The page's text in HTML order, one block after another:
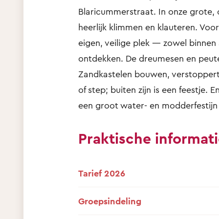
Blaricummerstraat. In onze grote,
heerlijk klimmen en klauteren.
eigen, veilige plek — zowel
ontdekken. De dreumesen en
Zandkastelen bouwen,
of step; buiten zijn is een feestje.
een groot water- en modderfestijn
Praktische
Tarief 2026
Groepsindeling